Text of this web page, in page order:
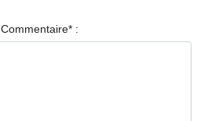
Commentaire* :